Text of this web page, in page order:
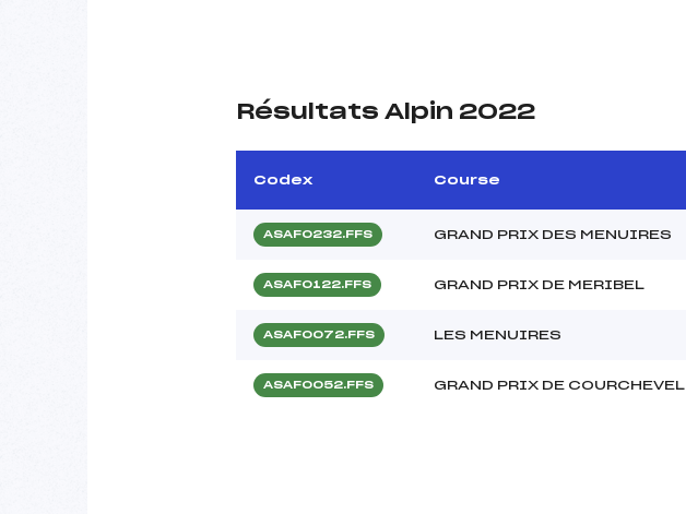
Résultats Alpin 2022
Codex Course
ASAF0232.FFS GRAND PRIX DES MENUIRES
ASAF0122.FFS GRAND PRIX DE MERIBEL
ASAF0072.FFS LES MENUIRES
ASAF0052.FFS GRAND PRIX DE COURCHEVEL